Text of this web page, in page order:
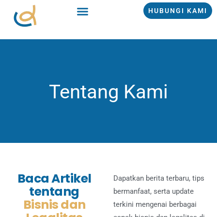
HUBUNGI KAMI
Tentang Kami
Baca Artikel
tentang
Bisnis dan
Dapatkan berita terbaru, tips
bermanfaat, serta update
terkini mengenai berbagai